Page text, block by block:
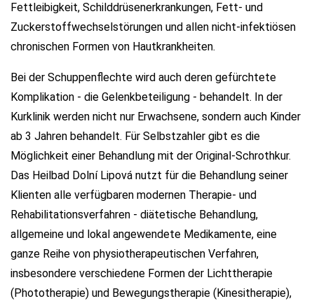
Fettleibigkeit, Schilddrüsenerkrankungen, Fett- und
Zuckerstoffwechselstörungen und allen nicht-infektiösen
chronischen Formen von Hautkrankheiten.
Bei der Schuppenflechte wird auch deren gefürchtete
Komplikation - die Gelenkbeteiligung - behandelt. In der
Kurklinik werden nicht nur Erwachsene, sondern auch Kinder
ab 3 Jahren behandelt. Für Selbstzahler gibt es die
Möglichkeit einer Behandlung mit der Original-Schrothkur.
Das Heilbad Dolní Lipová nutzt für die Behandlung seiner
Klienten alle verfügbaren modernen Therapie- und
Rehabilitationsverfahren - diätetische Behandlung,
allgemeine und lokal angewendete Medikamente, eine
ganze Reihe von physiotherapeutischen Verfahren,
insbesondere verschiedene Formen der Lichttherapie
(Phototherapie) und Bewegungstherapie (Kinesitherapie),